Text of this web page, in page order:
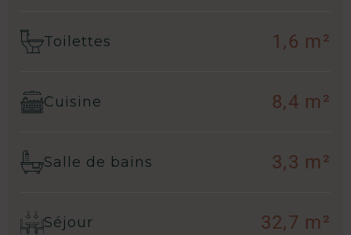
Toilettes 1,6 m²
Cuisine 8,4 m²
Salle de bains 3,3 m²
Séjour 32,7 m²